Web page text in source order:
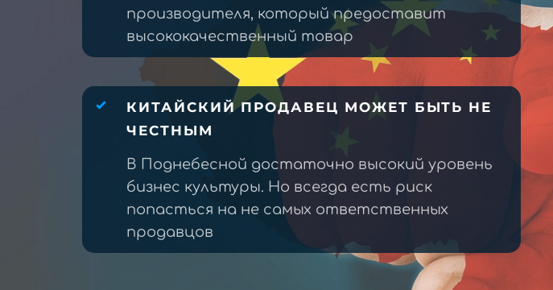
производителя, который предоставит
высококачественный товар
КИТАЙСКИЙ ПРОДАВЕЦ МОЖЕТ БЫТЬ НЕ
ЧЕСТНЫМ
В Поднебесной достаточно высокий уровень
бизнес культуры. Но всегда есть риск
попасться на не самых ответственных
продавцов